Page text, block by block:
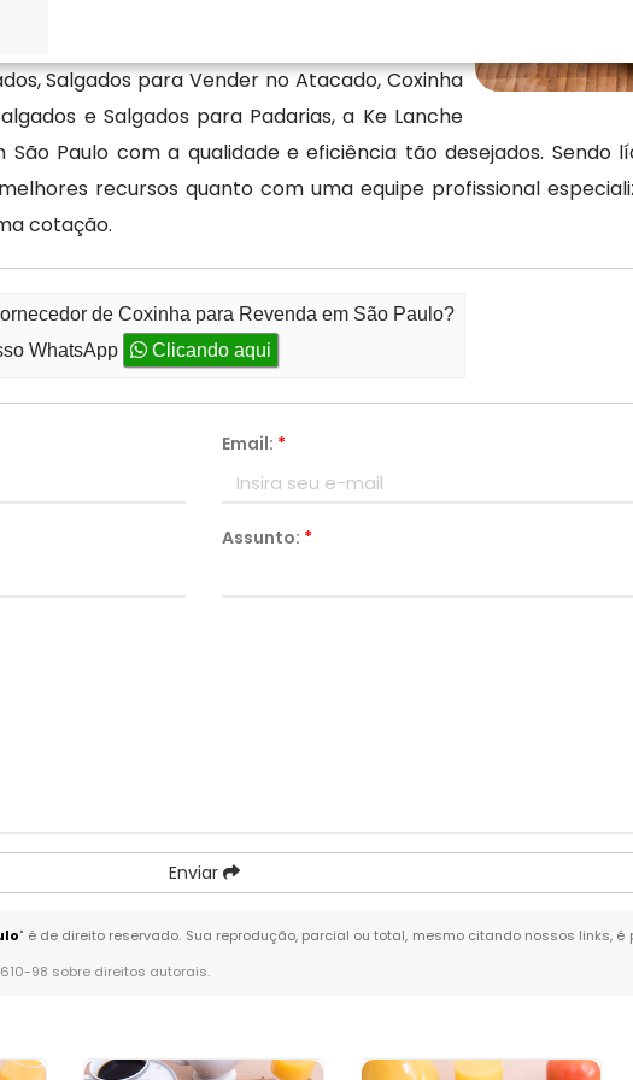
Salgados para Vender no Atacado, Coxinha
e Salgados para Padarias, a Ke Lanche
Paulo com a qualidade e eficiência tão desejados. Sendo
recursos quanto com uma equipe profissional
cotação.
de Coxinha para Revenda em São Paulo?
WhatsApp Clicando aqui
Email: *
Assunto: *
Enviar
" é de direito reservado. Sua reprodução, parcial ou total, mesmo citando nossos links,
98 sobre direitos autorais.